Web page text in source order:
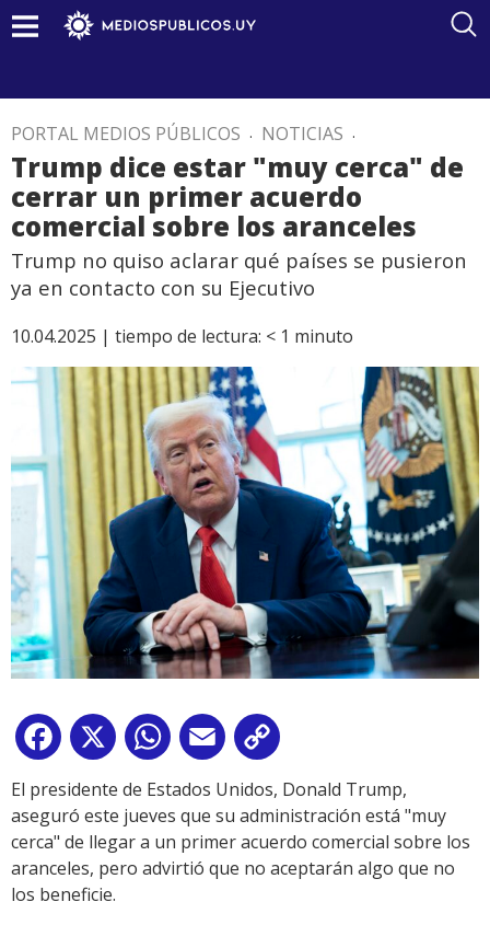
PORTAL MEDIOS PÚBLICOS . NOTICIAS .
Trump dice estar "muy cerca" de
cerrar un primer acuerdo
comercial sobre los aranceles
Trump no quiso aclarar qué países se pusieron
ya en contacto con su Ejecutivo
10.04.2025 | tiempo de lectura: < 1 minuto
Facebook
X WhatsApp
Email
Link
El presidente de Estados Unidos, Donald Trump,
aseguró este jueves que su administración está "muy
cerca" de llegar a un primer acuerdo comercial sobre los
aranceles, pero advirtió que no aceptarán algo que no
los beneficie.